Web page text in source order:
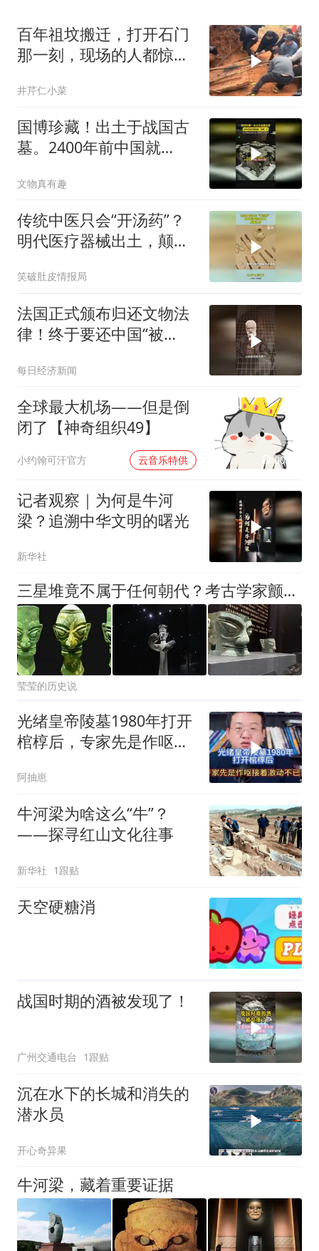
百年祖坟搬迁，打开石门
那一刻，现场的人都惊呆
井芹仁小菜
国博珍藏！出土于战国古
墓。2400年前中国就
当“空调”用
文物真有趣
传统中医只会“开汤药”？
明代医疗器械出土，颠覆
笑破肚皮情报局
法国正式颁布归还文物法
律！终于要还中国“被
每日经济新闻
全球最大机场——但是倒
闭了【神奇组织49】
小约翰可汗官方 云音乐特供 00:02
记者观察｜为何是牛河
梁？追溯中华文明的曙光
新华社
三星堆竟不属于任何朝代？考古学家颤抖：中华文明源头要改写？
莹莹的历史说
光绪皇帝陵墓1980年打开
棺椁后，专家先是作呕接
阿抽崽
牛河梁为啥这么“牛”？
——探寻红山文化往事
新华社 1跟贴
天空硬糖消
战国时期的酒被发现了！
广州交通电台 1跟贴
沉在水下的长城和消失的
潜水员
开心奇异果
牛河梁，藏着重要证据